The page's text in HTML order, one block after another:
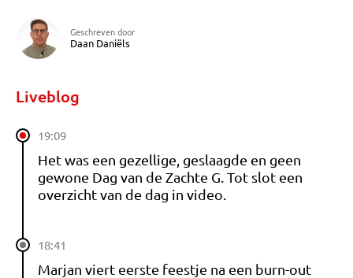
Geschreven door
Daan Daniëls
Liveblog
19:09
Het was een gezellige, geslaagde en geen
gewone Dag van de Zachte G. Tot slot een
overzicht van de dag in video.
18:41
Marjan viert eerste feestje na een burn-out